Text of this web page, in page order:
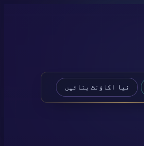
نیا اکاؤنٹ بنائیں